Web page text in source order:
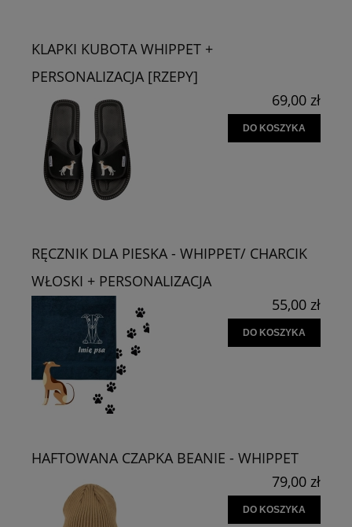
KLAPKI KUBOTA WHIPPET +
PERSONALIZACJA [RZEPY]
69,00 zł
DO KOSZYKA
RĘCZNIK DLA PIESKA - WHIPPET/ CHARCIK
WŁOSKI + PERSONALIZACJA
55,00 zł
DO KOSZYKA
HAFTOWANA CZAPKA BEANIE - WHIPPET
79,00 zł
DO KOSZYKA